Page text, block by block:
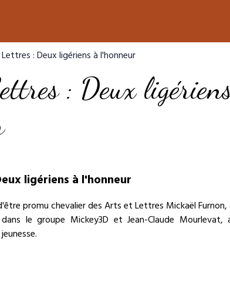
: Deux ligériens à l'honneur
: Deux
ligériens à l'honneur
promu chevalier des Arts et Lettres Mickaël
le groupe Mickey3D et Jean-Claude Mourlevat,